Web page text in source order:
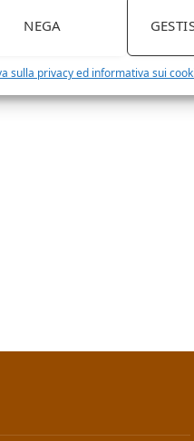
NEGA
sulla privacy ed informativa sui